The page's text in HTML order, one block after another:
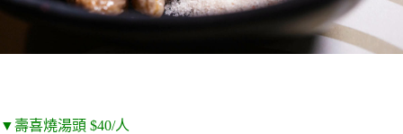
▼壽喜燒湯頭 $40/人